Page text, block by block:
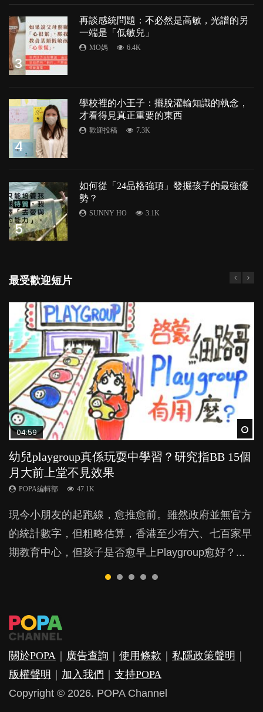
3
再談感統問題：不必然是高敏，光譜的另
一端是「低敏兒」
MO媽 6.4K
4
學校裡的小王子：擺脫灌輸知識的執念，
才看得見真正重要的東西
歡迎投稿 7.3K
5
如何從「24品格強項」發掘孩子的最強優
勢？
SUNNY HO 3.1K
最受歡迎短片
04:59
幼兒playgroup真係玩耍中學習？研究指BB 15個
月大前上堂不見效果
POPA編輯部 47.1K
現今小朋友的起跑線，愈推愈前。雖然政府並無官方
的統計數字，但粗略估算，香港至少有六、七百家早
期教育中心，但孩子是否愈早上Playgroup愈好？...
03:39
幼稚園遊戲課 如何刺激幼兒自發學習取代獎勵
與懲罰？
POPA編輯部 33.1K
由美國學者所創的 tools of the mind 課程，學生以遊
戲方式學習，學術能力和自制能力亦明顯比其他小朋
友優勝，到底這課程有何特別之處？...
03:02
老公患產後憂鬱症對BB的影響
POPA編輯部 15.9K
鬱，影響日常生活，嚴重的甚至會有自殺，或傷害小
朋友的念頭。但為何爸爸患上產後抑鬱往往難以察
覺？...
04:06
全職好？在職好？｜全職媽媽與在職媽媽的壓
力與價值
POPA編輯部 25.8K
許多媽媽心底可能都有一刻掙扎過：究竟全職好，還
是在職好。雖說每個家庭都有自己的獨特狀況和考慮
因素，但原來全職和在職媽媽所養育的子女其實都各
03:41
BB口腔期乜都放入口，父母該制止還是放手？
POPA編輯部 25.5K
成吮手指的習慣，大個就很難戒，但原來一刀切阻止
他們放東西入口，隨時會影響孩子的身心發展？...
關於POPA ｜ 廣告查詢 ｜ 使用條款 ｜ 私隱政策聲明 ｜
版權聲明 ｜ 加入我們 ｜ 支持POPA
Copyright © 2026. POPA Channel